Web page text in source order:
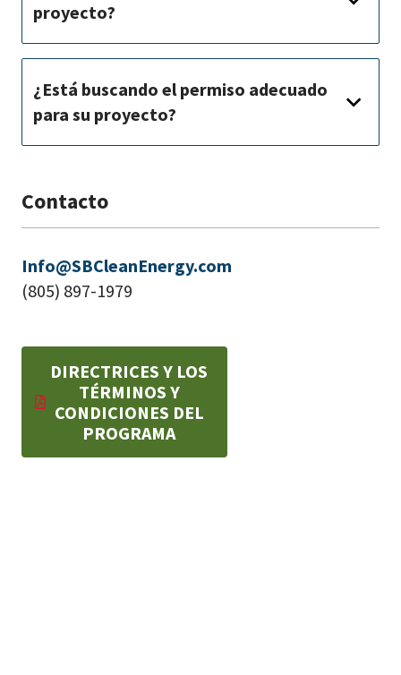
Contacto
Info@SBCleanEnergy.com
(805) 897-1979
DIRECTRICES Y LOS
TÉRMINOS Y
CONDICIONES DEL
PROGRAMA
proyecto?
¿Está buscando el permiso adecuado
para su proyecto?